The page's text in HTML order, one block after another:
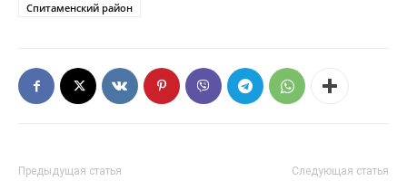
Спитаменский район
Предыдущая статья Следующая статья